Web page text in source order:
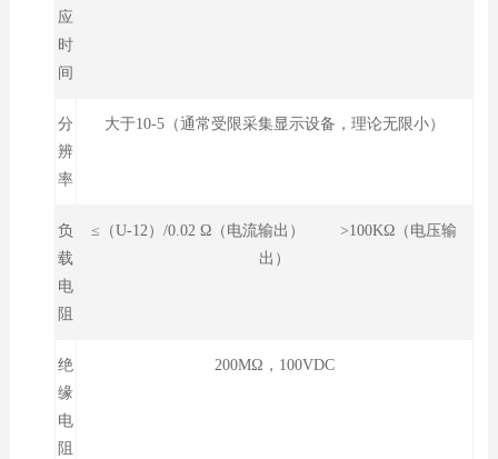
应
时
间
分
辨
率
大于10-5（通常受限采集显示设备，理论无限小）
负
载
电
阻
≤（U-12）/0.02 Ω（电流输出） >100KΩ（电压输
出）
绝
缘
电
阻
200MΩ，100VDC